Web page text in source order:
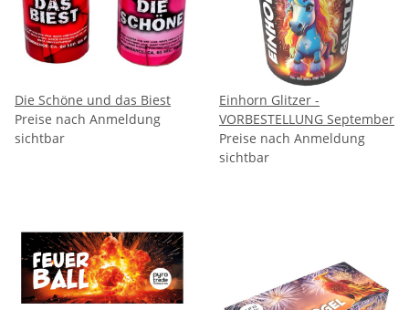
Die Schöne und das Biest
Preise nach Anmeldung
sichtbar
Einhorn Glitzer -
VORBESTELLUNG September
Preise nach Anmeldung
sichtbar